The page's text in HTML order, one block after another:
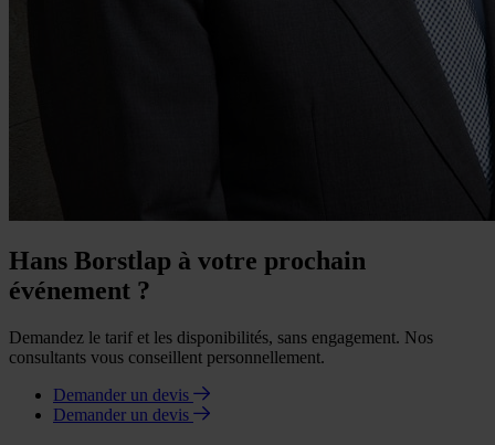
Hans Borstlap à votre prochain
événement ?
Demandez le tarif et les disponibilités, sans engagement. Nos
consultants vous conseillent personnellement.
Demander un devis
Demander un devis